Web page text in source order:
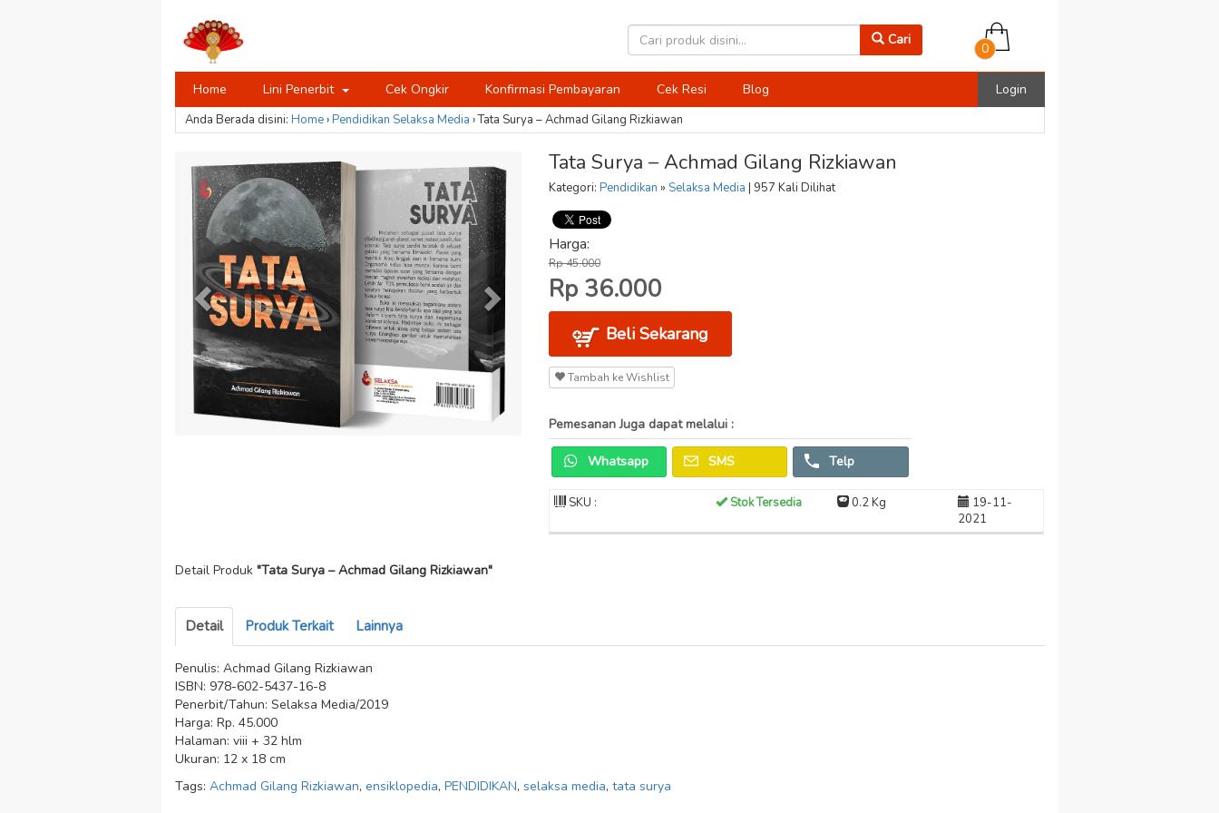
Cari
0
Home Lini Penerbit Cek Ongkir Konfirmasi Pembayaran Cek Resi Blog Login
Anda Berada disini: Home›Pendidikan Selaksa Media ›Tata Surya – Achmad Gilang Rizkiawan
Tata Surya – Achmad Gilang Rizkiawan
Kategori: Pendidikan » Selaksa Media | 957 Kali Dilihat
Harga:
Rp 45.000
Rp 36.000
Beli Sekarang
Tambah ke Wishlist
Pemesanan Juga dapat melalui :
Whatsapp SMS Telp
SKU : Stok Tersedia 0.2 Kg
19-11-
2021
Detail Produk "Tata Surya – Achmad Gilang Rizkiawan"
Detail Produk Terkait Lainnya
Penulis: Achmad Gilang Rizkiawan
ISBN: 978-602-5437-16-8
Penerbit/Tahun: Selaksa Media/2019
Harga: Rp. 45.000
Halaman: viii + 32 hlm
Ukuran: 12 x 18 cm
Tags: Achmad Gilang Rizkiawan, ensiklopedia, PENDIDIKAN, selaksa media, tata surya